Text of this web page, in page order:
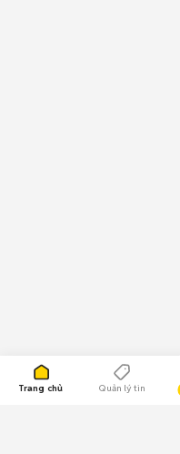
Trang chủ Quản lý tin